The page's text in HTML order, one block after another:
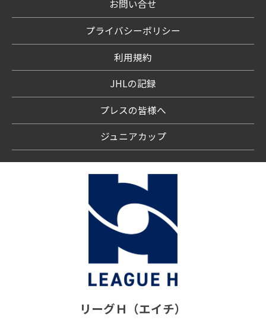
お問い合せ
プライバシーポリシー
利用規約
JHLの記録
プレスの皆様へ
ジュニアカップ
リーグＨ（エイチ）